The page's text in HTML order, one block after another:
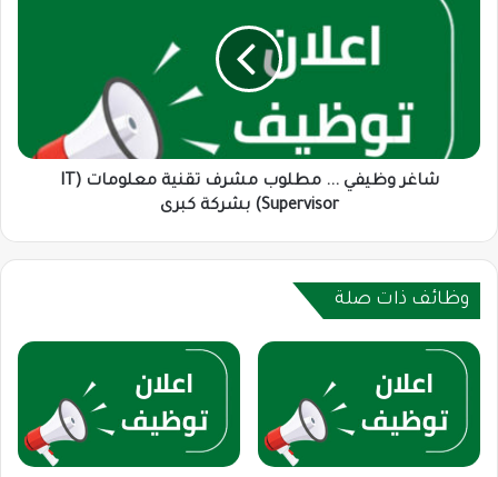
Supervisor)
شاغر وظيفي ... مطلوب مشرف تقنية معلومات (IT
Supervisor) بشركة كبرى
وظائف ذات صلة